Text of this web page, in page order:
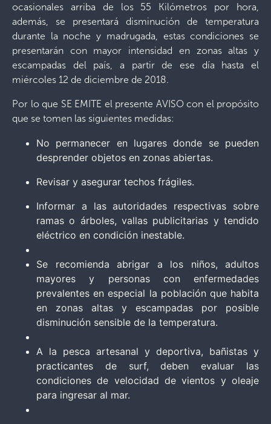
ocasionales arriba de los 55 Kilómetros por hora,
además, se presentará disminución de temperatura
durante la noche y madrugada, estas condiciones se
presentarán con mayor intensidad en zonas altas y
escampadas del país, a partir de ese día hasta el
miércoles 12 de diciembre de 2018.
Por lo que SE EMITE el presente AVISO con el propósito
que se tomen las siguientes medidas:
No permanecer en lugares donde se pueden
desprender objetos en zonas abiertas.
Revisar y asegurar techos frágiles.
Informar a las autoridades respectivas sobre
ramas o árboles, vallas publicitarias y tendido
eléctrico en condición inestable.
Se recomienda abrigar a los niños, adultos
mayores y personas con enfermedades
prevalentes en especial la población que habita
en zonas altas y escampadas por posible
disminución sensible de la temperatura.
A la pesca artesanal y deportiva, bañistas y
practicantes de surf, deben evaluar las
condiciones de velocidad de vientos y oleaje
para ingresar al mar.